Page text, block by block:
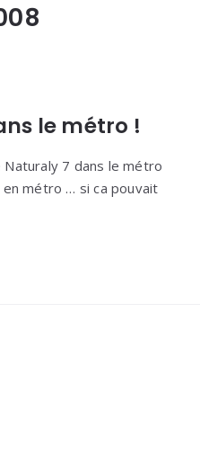
le métro !
7 dans le métro
métro … si ca pouvait